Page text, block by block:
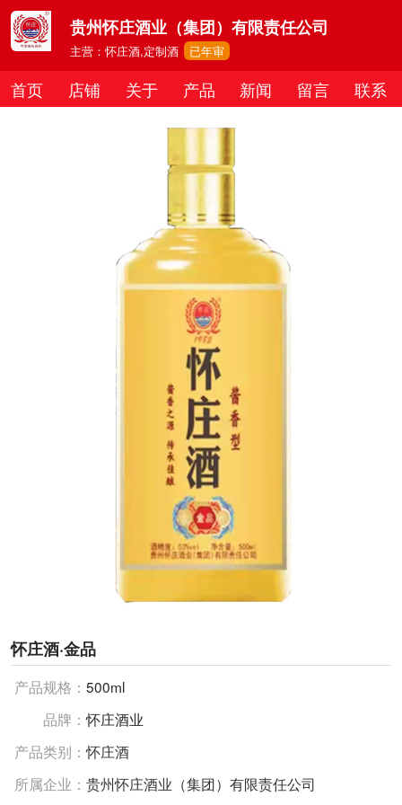
贵州怀庄酒业（集团）有限责任公司
主营：怀庄酒,定制酒 已年审
首页 店铺 关于 产品 新闻 留言 联系
怀庄酒·金品
产品规格： 500ml
品牌：怀庄酒业
产品类别：怀庄酒
所属企业： 贵州怀庄酒业（集团）有限责任公司